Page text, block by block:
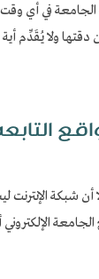
في أي
دقتها ولا
إلا أن شبكة